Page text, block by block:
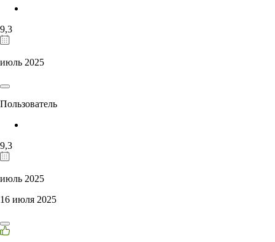
9,3
июль 2025
Пользователь
9,3
июль 2025
16 июля 2025